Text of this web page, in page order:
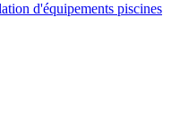
d'équipements piscines